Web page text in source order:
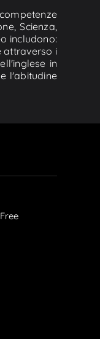
Scienza,
includono:
attraverso i
in
l'abitudine